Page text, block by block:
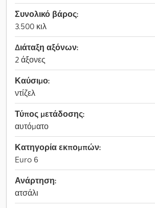
Συνολικό βάρος:
3.500 κιλ
Διάταξη αξόνων:
2 άξονες
Καύσιμο:
ντίζελ
Τύπος μετάδοσης:
αυτόματο
Κατηγορία εκπομπών:
Euro 6
Ανάρτηση:
ατσάλι